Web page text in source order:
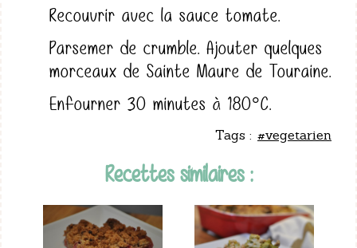
Recouvrir avec la sauce tomate.
Parsemer de crumble. Ajouter quelques
morceaux de Sainte Maure de Touraine.
Enfourner 30 minutes à 180°C.
Tags : #vegetarien
Recettes similaires :